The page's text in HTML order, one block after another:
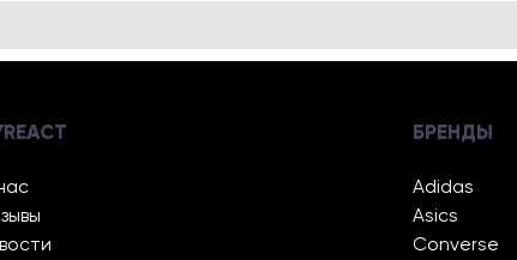
БРЕНДЫ
Adidas
Asics
Converse